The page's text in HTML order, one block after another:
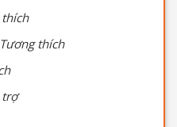
thích